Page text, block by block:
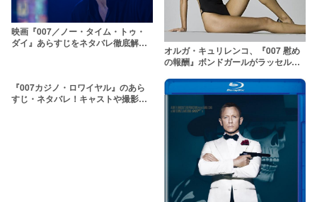
映画『007／ノー・タイム・トゥ・
ダイ』あらすじをネタバレ徹底解
オルガ・キュリレンコ、『007 慰め
の報酬』ボンドガールがラッセル・
『007カジノ・ロワイヤル』のあら
すじ・ネタバレ！キャストや撮影秘